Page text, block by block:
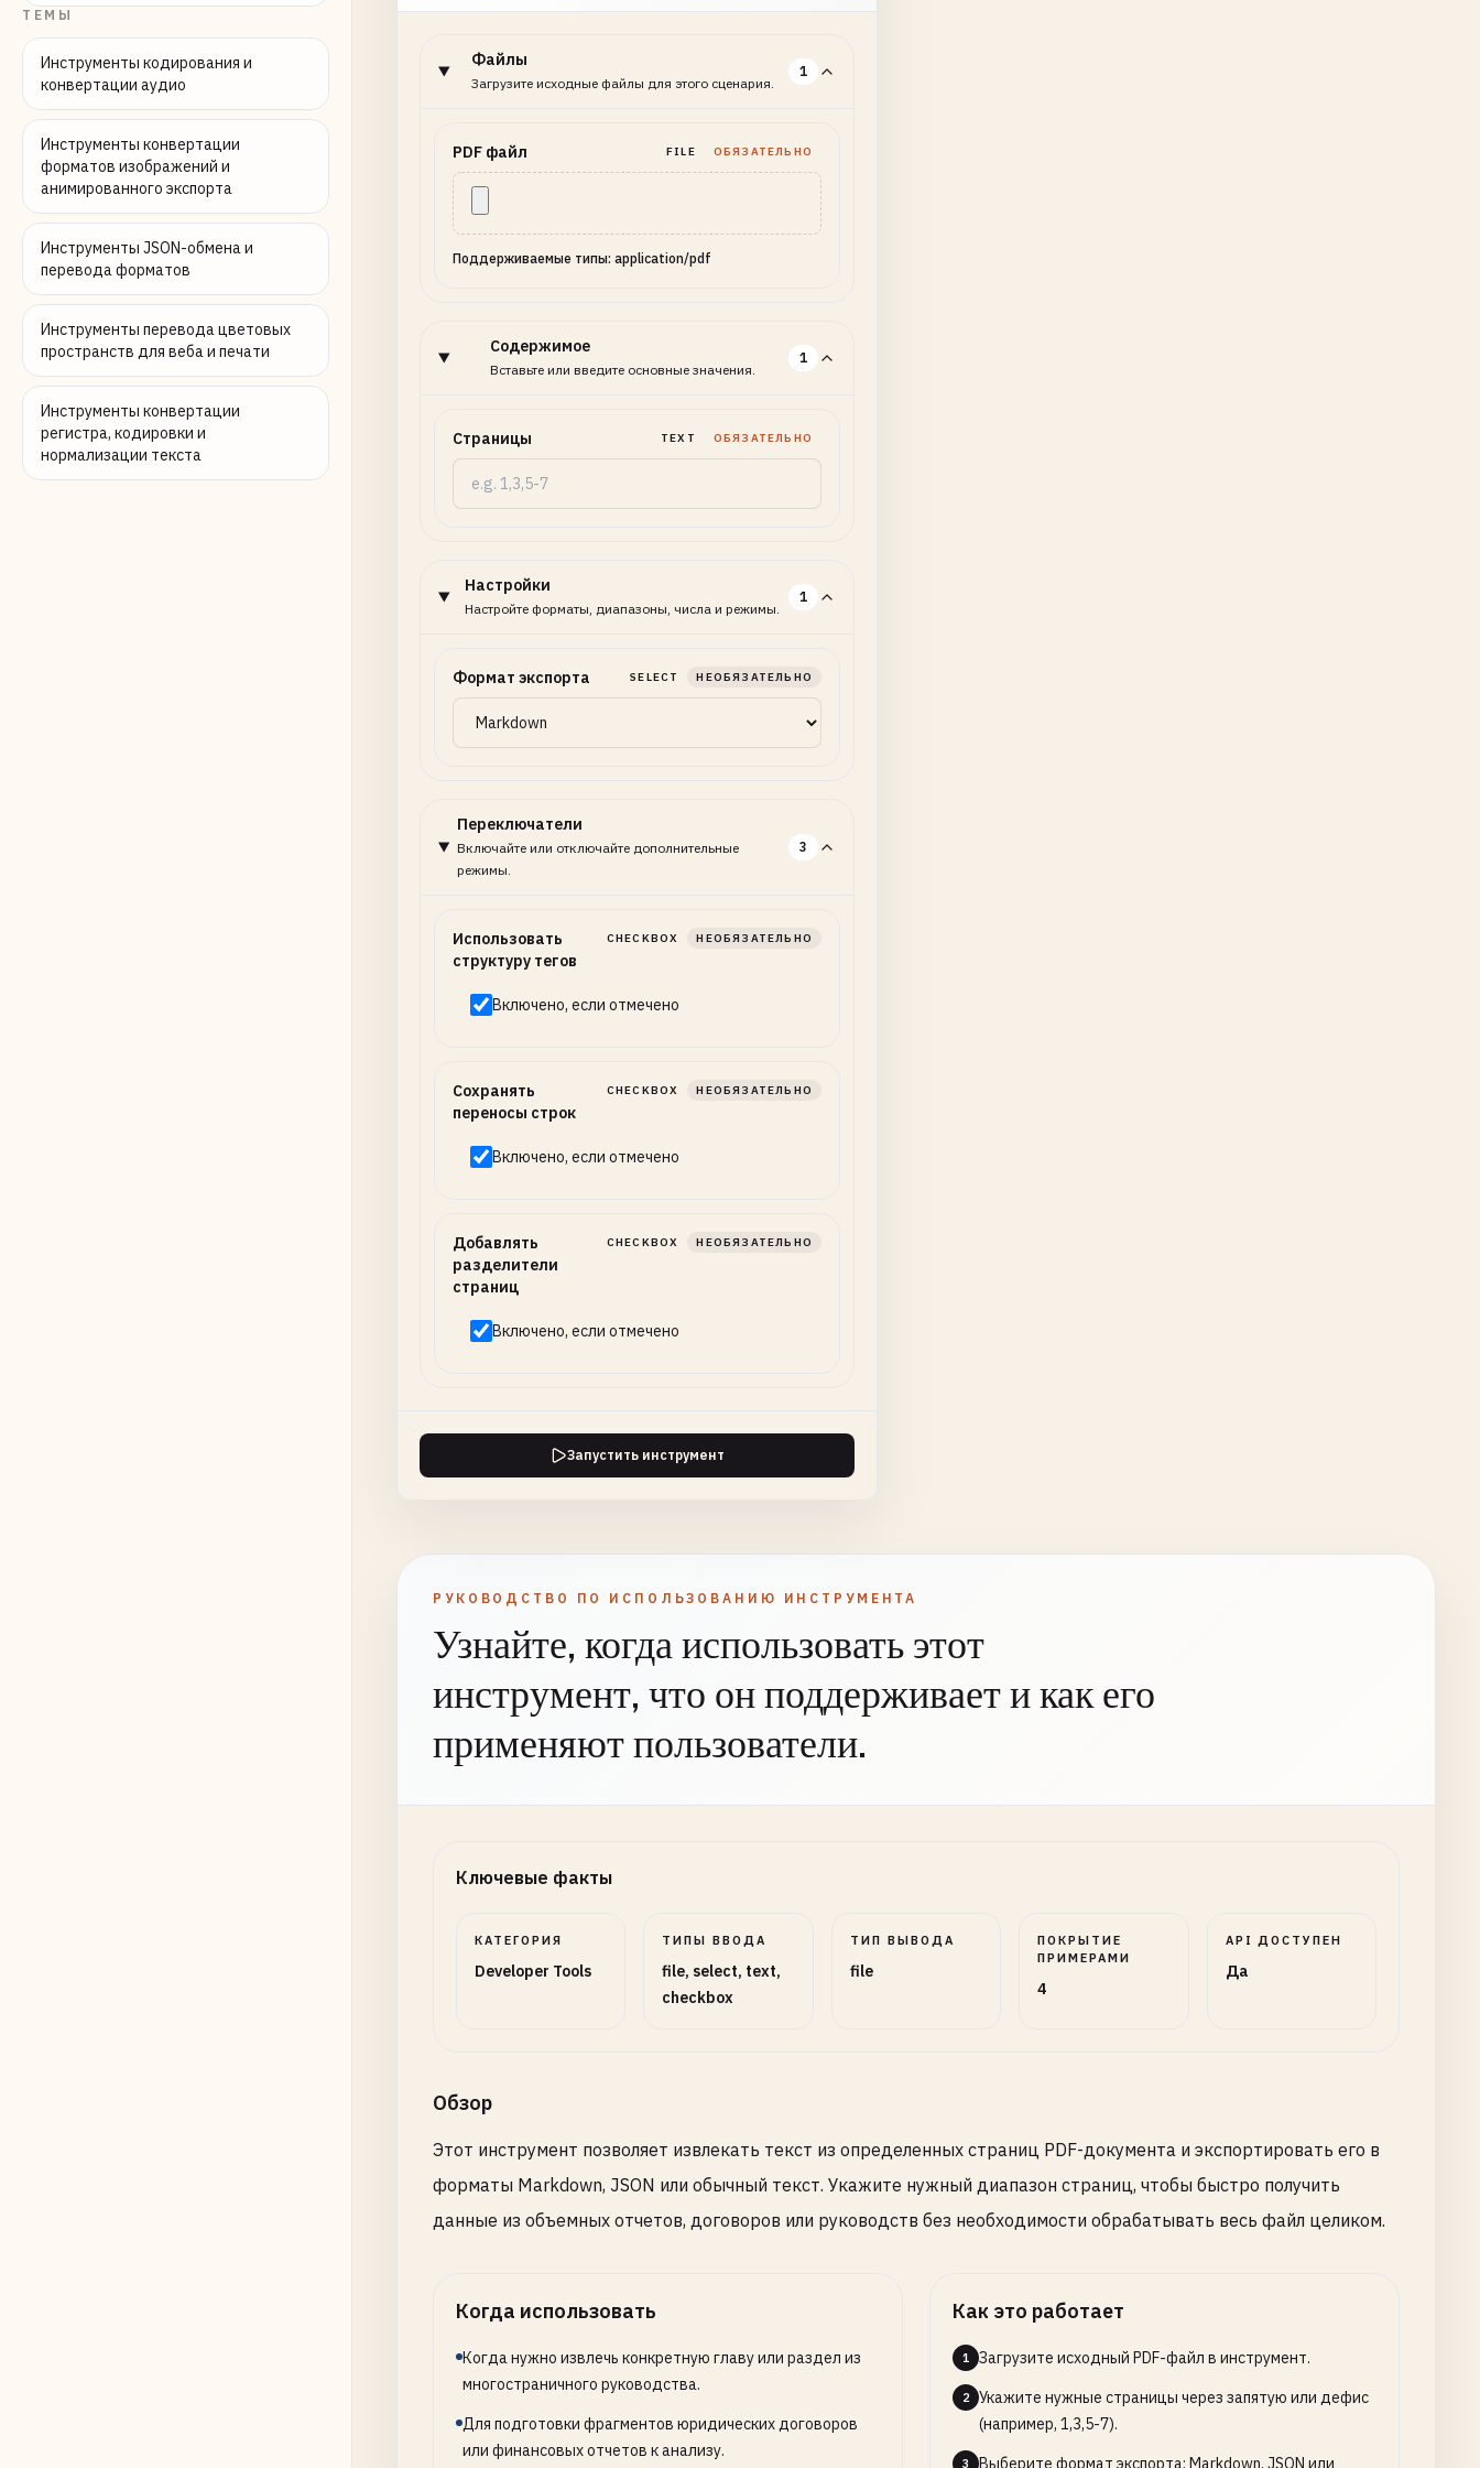
ТЕМЫ
Инструменты кодирования и
конвертации аудио
Инструменты конвертации
форматов изображений и
анимированного экспорта
Инструменты JSON-обмена и
перевода форматов
Инструменты перевода цветовых
пространств для веба и печати
Инструменты конвертации
регистра, кодировки и
нормализации текста
Файлы
Загрузите исходные файлы для этого сценария.
1
PDF файл FILE ОБЯЗАТЕЛЬНО
Поддерживаемые типы: application/pdf
Содержимое
Вставьте или введите основные значения.
1
Страницы TEXT ОБЯЗАТЕЛЬНО
Настройки
Настройте форматы, диапазоны, числа и режимы.
1
Формат экспорта SELECT НЕОБЯЗАТЕЛЬНО
Переключатели
Включайте или отключайте дополнительные
режимы.
3
Использовать
структуру тегов
CHECKBOX НЕОБЯЗАТЕЛЬНО
Включено, если отмечено
Сохранять
переносы строк
CHECKBOX НЕОБЯЗАТЕЛЬНО
Включено, если отмечено
Добавлять
разделители
страниц
CHECKBOX НЕОБЯЗАТЕЛЬНО
Включено, если отмечено
Запустить инструмент
РУКОВОДСТВО ПО ИСПОЛЬЗОВАНИЮ ИНСТРУМЕНТА
Узнайте, когда использовать этот
инструмент, что он поддерживает и как его
применяют пользователи.
Ключевые факты
КАТЕГОРИЯ
Developer Tools
ТИПЫ ВВОДА
file, select, text,
checkbox
ТИП ВЫВОДА
file
ПОКРЫТИЕ
ПРИМЕРАМИ
4
API ДОСТУПЕН
Да
Обзор
Этот инструмент позволяет извлекать текст из определенных страниц PDF-документа и экспортировать его в
форматы Markdown, JSON или обычный текст. Укажите нужный диапазон страниц, чтобы быстро получить
данные из объемных отчетов, договоров или руководств без необходимости обрабатывать весь файл целиком.
Когда использовать
Когда нужно извлечь конкретную главу или раздел из
многостраничного руководства.
Для подготовки фрагментов юридических договоров
или финансовых отчетов к анализу.
Как это работает
1 Загрузите исходный PDF-файл в инструмент.
2
Укажите нужные страницы через запятую или дефис
(например, 1,3,5-7).
3 Выберите формат экспорта: Markdown, JSON или